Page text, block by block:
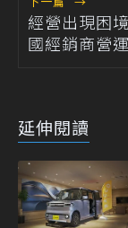
經營出現困
國經銷商營運
延伸閱讀